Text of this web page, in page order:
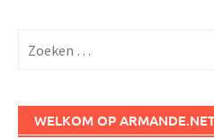
naar:
WELKOM OP